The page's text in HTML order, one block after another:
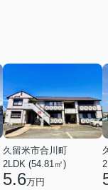
久留米市合川町
2LDK (54.81㎡)
5.6万円